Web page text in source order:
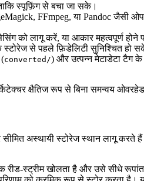
स्पूफ़िंग से बचा जा सके।
FFmpeg, या Pandoc जैसी
को लागू करें, या आकार महत्वपूर्ण होने
से पहले फ़िडेलिटी सुनिश्चित हो
converted/) और उत्पन्न मेटाडेटा टैग के
क्षैतिज रूप से बिना समन्वय
अस्थायी स्टोरेज स्थान लागू करते
खोलता है और उसे सीधे